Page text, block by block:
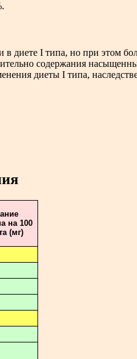
диете I типа, но при этом
содержания
диеты I типа,
на 100
(мг)